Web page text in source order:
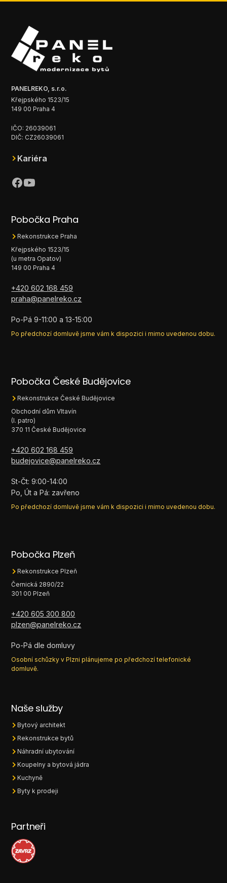
PANELREKO, s.r.o.
Křejpského 1523/15
149 00 Praha 4
IČO: 26039061
DIČ: CZ26039061
Kariéra
Pobočka Praha
Rekonstrukce Praha
Křejpského 1523/15
(u metra Opatov)
149 00 Praha 4
+420 602 168 459
praha@panelreko.cz
Po-Pá 9-11:00 a 13-15:00
Po předchozí domluvě jsme vám k dispozici i mimo uvedenou dobu.
Pobočka České Budějovice
Rekonstrukce České Budějovice
Obchodní dům Vltavín
(I. patro)
370 11 České Budějovice
+420 602 168 459
budejovice@panelreko.cz
St-Čt: 9:00-14:00
Po, Út a Pá: zavřeno
Po předchozí domluvě jsme vám k dispozici i mimo uvedenou dobu.
Pobočka Plzeň
Rekonstrukce Plzeň
Černická 2890/22
301 00 Plzeň
+420 605 300 800
plzen@panelreko.cz
Po-Pá dle domluvy
Osobní schůzky v Plzni plánujeme po předchozí telefonické
domluvě.
Naše služby
Bytový architekt
Rekonstrukce bytů
Náhradní ubytování
Koupelny a bytová jádra
Kuchyně
Byty k prodeji
Partneři